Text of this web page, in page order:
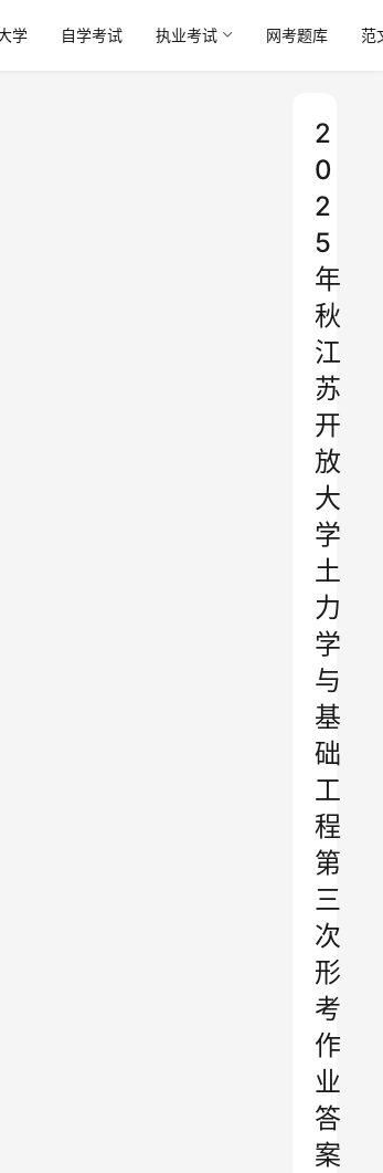
学 自学考试 执业考试 网考题库 范
2
0
2
5
年
秋
江
苏
开
放
大
学
土
力
学
与
基
础
工
程
第
三
次
形
考
作
业
答
案